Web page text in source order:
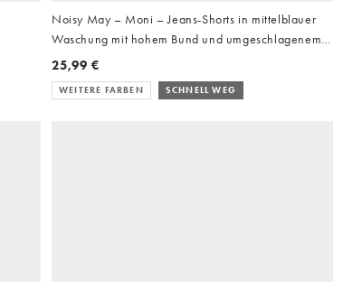
Noisy May – Moni – Jeans-Shorts in mittelblauer
Waschung mit hohem Bund und umgeschlagenem
Saum
25,99 €
WEITERE FARBEN SCHNELL WEG